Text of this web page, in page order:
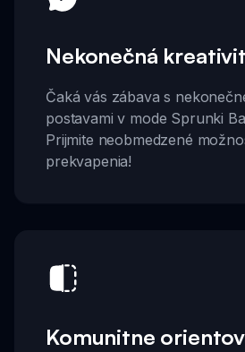
Nekonečná
Čaká vás zábava s
postavami v mode Sprunki
Prijmite neobmedzené
prekvapenia!
Komunitne